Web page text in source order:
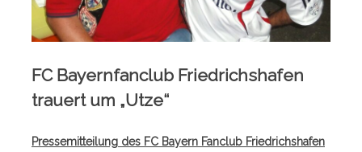
FC Bayernfanclub Friedrichshafen
trauert um „Utze“
Pressemitteilung des FC Bayern Fanclub Friedrichshafen